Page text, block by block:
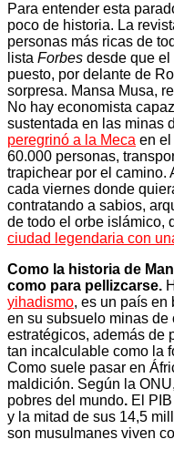
Para entender esta
poco de historia. La
personas más ricas de
lista Forbes desde que el
puesto, por delante de
sorpresa. Mansa Musa,
No hay economista
sustentada en las minas
peregrinó a la Meca en el
60.000 personas,
trapichear por el camino.
cada viernes donde
contratando a sabios,
de todo el orbe islámico,
ciudad legendaria con
Como la historia de
como para pellizcarse.
yihadismo, es un país en
en su subsuelo minas de
estratégicos, además de
tan incalculable como la
Como suele pasar en
maldición. Según la
pobres del mundo. El
y la mitad de sus 14,5
son musulmanes viven